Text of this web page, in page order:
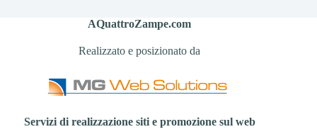
AQuattroZampe.com
Realizzato e posizionato da
Servizi di realizzazione siti e promozione sul web